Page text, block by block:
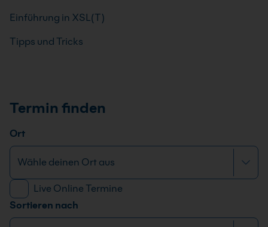
Einführung in XSL(T)
Tipps und Tricks
Termin finden
Ort
Live Online Termine
Sortieren nach